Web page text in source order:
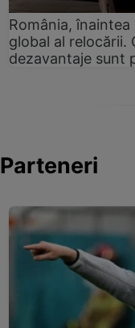
România,
global al relocării.
dezavantaje sunt
Parteneri